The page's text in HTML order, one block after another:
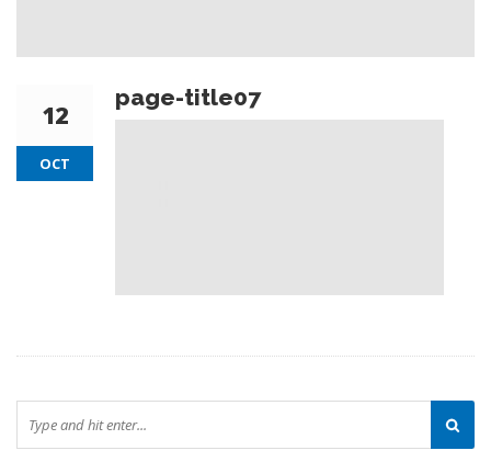
12
OCT
page-title07